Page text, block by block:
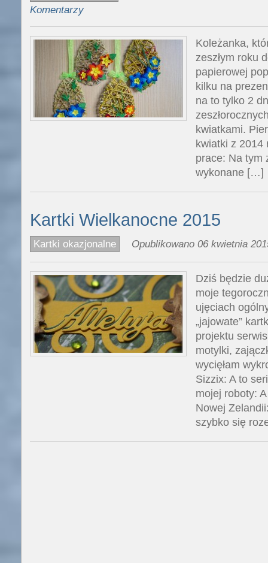
Komentarzy
Koleżanka,
zeszłym roku
papierowej
kilku na
na to tylko 2
kwiatkami.
kwiatki z 2014
prace: Na tym
wykonane […]
Kartki Wielkanocne 2015
Kartki okazjonalne Opublikowano 06 kwietnia
Dziś będzie
moje
ujęciach
„jajowate”
projektu
motylki,
wycięłam
Sizzix: A to
mojej roboty:
Nowej
szybko się